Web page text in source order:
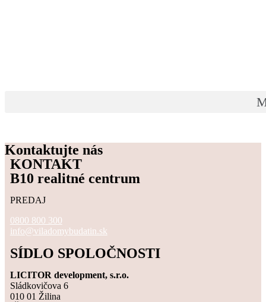
Kontaktujte nás
KONTAKT
B10 realitné centrum
PREDAJ
0800 800 300
info@viladomybudatin.sk
SÍDLO SPOLOČNOSTI
LICITOR development, s.r.o.
Sládkovičova 6
010 01 Žilina